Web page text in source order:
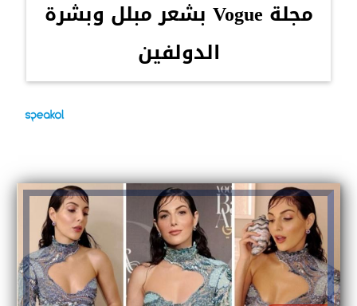
مجلة Vogue بشعر مبلل وبشرة
الدولفين